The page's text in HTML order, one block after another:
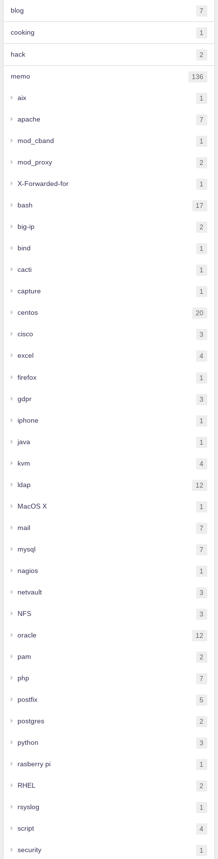
blog 7
cooking 1
hack 2
memo 136
aix 1
apache 7
mod_cband 1
mod_proxy 2
X-Forwarded-for 1
bash 17
big-ip 2
bind 1
cacti 1
capture 1
centos 20
cisco 3
excel 4
firefox 1
gdpr 3
iphone 1
java 1
kvm 4
ldap 12
MacOS X 1
mail 7
mysql 7
nagios 1
netvault 3
NFS 3
oracle 12
pam 2
php 7
postfix 5
postgres 2
python 3
rasberry pi 1
RHEL 2
rsyslog 1
script 4
security 1